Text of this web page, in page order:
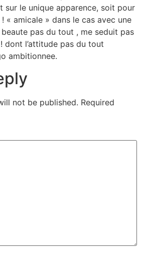
sur le unique apparence, soit pour
« amicale » dans le cas avec une
pas du tout , me seduit pas
dont l’attitude pas du tout
ambitionnee.
not be published. Required